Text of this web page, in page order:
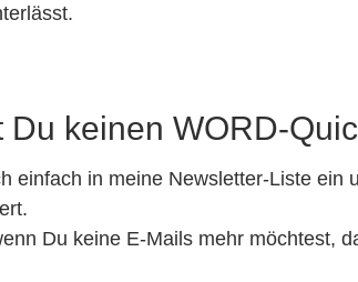
Du keinen WORD-
einfach in meine Newsletter-Liste
Du keine E-Mails mehr möchtest,